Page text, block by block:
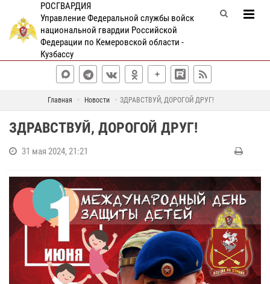
РОСГВАРДИЯ
Управление Федеральной службы войск
национальной гвардии Российской
Федерации по Кемеровской области -
Кузбассу
Главная Новости ЗДРАВСТВУЙ, ДОРОГОЙ ДРУГ!
ЗДРАВСТВУЙ, ДОРОГОЙ ДРУГ!
31 мая 2024, 21:21